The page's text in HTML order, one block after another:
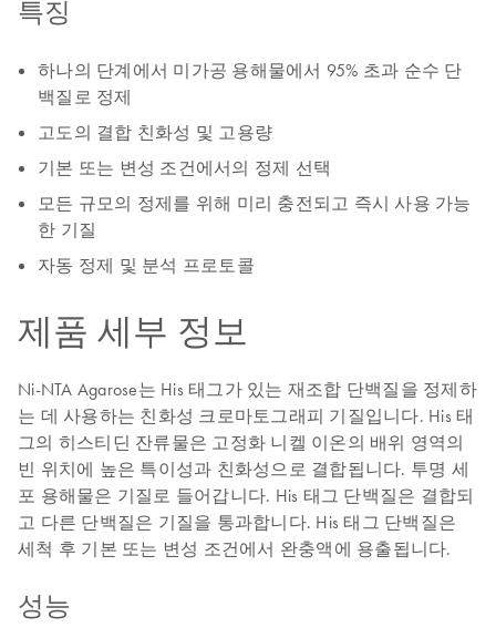
특징
하나의 단계에서 미가공 용해물에서 95% 초과 순수 단
백질로 정제
고도의 결합 친화성 및 고용량
기본 또는 변성 조건에서의 정제 선택
모든 규모의 정제를 위해 미리 충전되고 즉시 사용 가능
한 기질
자동 정제 및 분석 프로토콜
제품 세부 정보
Ni-NTA Agarose는 His 태그가 있는 재조합 단백질을 정제하
는 데 사용하는 친화성 크로마토그래피 기질입니다. His 태
그의 히스티딘 잔류물은 고정화 니켈 이온의 배위 영역의
빈 위치에 높은 특이성과 친화성으로 결합됩니다. 투명 세
포 용해물은 기질로 들어갑니다. His 태그 단백질은 결합되
고 다른 단백질은 기질을 통과합니다. His 태그 단백질은
세척 후 기본 또는 변성 조건에서 완충액에 용출됩니다.
성능